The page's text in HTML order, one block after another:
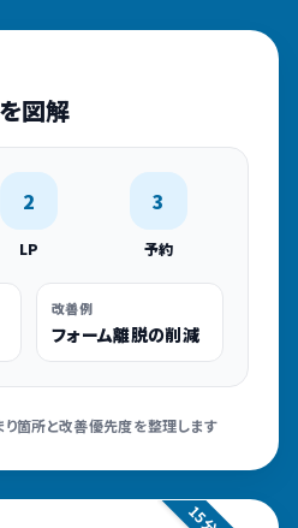
図解
2
LP
3
予約
改善例
フォーム離脱の削減
箇所と改善優先度を整理します